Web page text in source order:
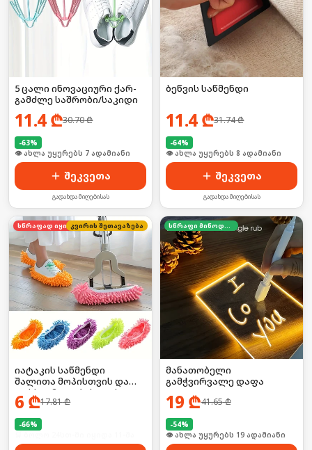
5 ცალი ინოვაციური ქარ-
გამძლე საშრობი/საკიდი
11.4₾30.70₾
-63%
🛒 ბოლო 24სთ-ში იყიდა 8-მა
შეკვეთა
გადახდა მიღებისას
ბეწვის საწმენდი
11.4₾31.74₾
-64%
🛒 ბოლო 24სთ-ში იყიდა 15-მა
შეკვეთა
გადახდა მიღებისას
სწრაფად იყიდება
კვირის შეთავაზება
იატაკის საწმენდი
შალითა მოპისთვის და
ფეხსაცმელებისთვის 2ც
6 ₾17.81₾
-66%
სწრაფი მიწოდება
მანათობელი
გამჭვირვალე დაფა
19 ₾41.65₾
-54%
🛒 ბოლო 24სთ-ში იყიდა 26-მა